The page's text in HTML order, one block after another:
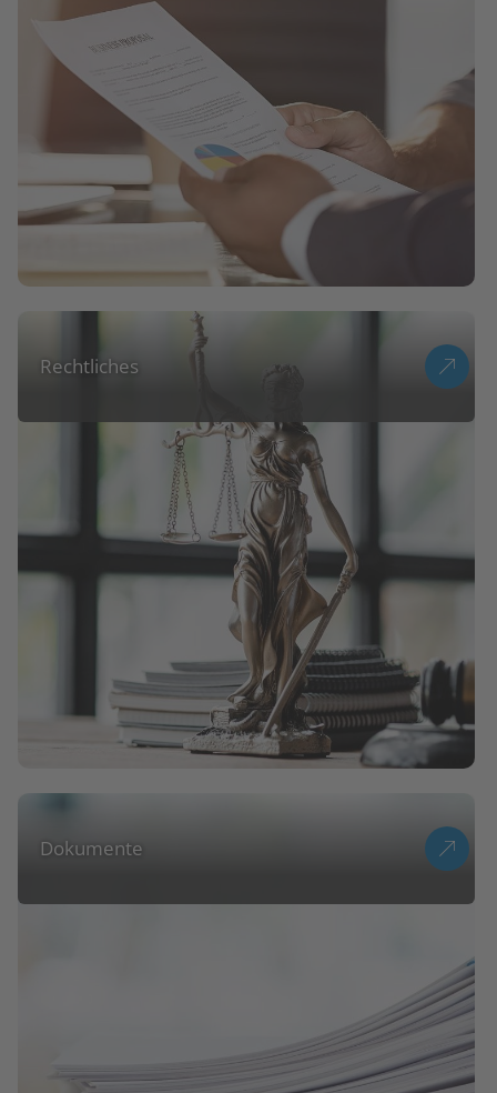
Rechtliches
Dokumente